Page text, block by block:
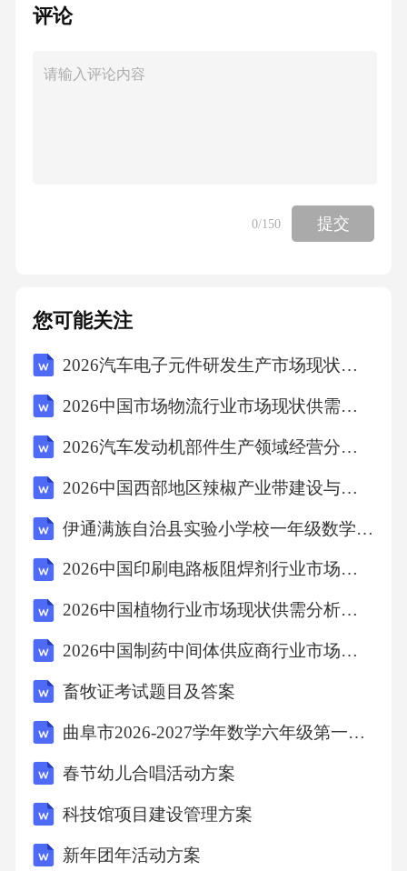
没想到大中当过厨师。因为大中朋友都说他包
肉丝。1、李雪每天在哪里吃饭？大中呢？（食
说）5、大中会包饺子吗？朋友们喜欢吃吗？
把椅子
1、A:我还当过厨师呢。
B:当过厨师，你跟我开玩笑吧？老师真的吗运
1、A:你真的会唱京剧吗？
B:不开玩笑，是真的。
C:你太让我吃惊了。会包饺子真没想到能修电
脑太让我吃惊了能给我们当导游真没想到，太
好了
1、A:简单的中国菜我会做。
B:真的？你会什么？
评论
0/150 提交
您可能关注
2026汽车电子元件研发生产市场现状发展策略研究投资规划深度研究报告
2026中国市场物流行业市场现状供需分析投资评估规划分析研究报告
2026汽车发动机部件生产领域经营分析与潜在发展机遇研究报告
2026中国西部地区辣椒产业带建设与区域品牌培育战略报告
伊通满族自治县实验小学校一年级数学加减法练习题
2026中国印刷电路板阻焊剂行业市场供需分析及投资评估规划分析研究报告
2026中国植物行业市场现状供需分析及投资评估规划分析研究报告
2026中国制药中间体供应商行业市场供需分析及投资评估规划研究报告中
畜牧证考试题目及答案
曲阜市2026-2027学年数学六年级第一学期期末质量跟踪监视模拟试题含解析
春节幼儿合唱活动方案
科技馆项目建设管理方案
新年团年活动方案